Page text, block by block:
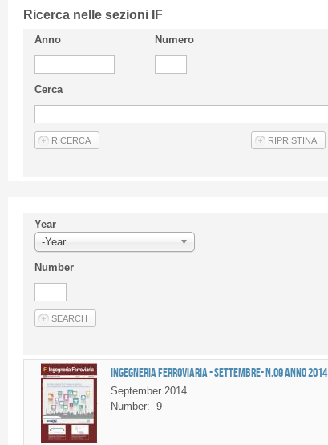
Ricerca nelle sezioni IF
Anno Numero
Cerca
Year
-Year
Number
Ingegneria Ferroviaria - SETTEMBRE- n.09 anno 2014
September 2014
Number: 9